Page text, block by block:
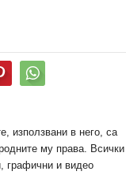
използвани в него, са
му права. Всички
графични и видео